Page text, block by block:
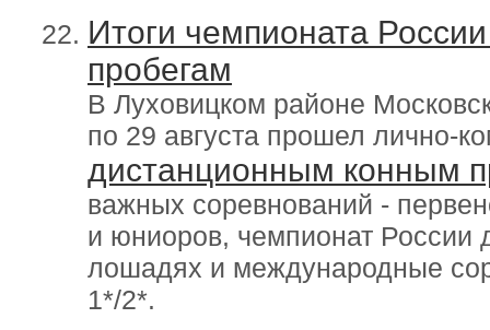
Итоги чемпионата
пробегам
В Луховицком районе
по 29 августа прошел лично-
дистанционным конным
важных соревнований -
и юниоров, чемпионат России
лошадях и международные
1*/2*.